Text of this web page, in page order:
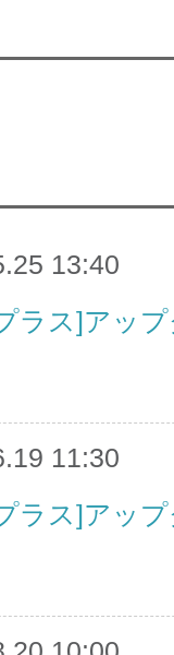
13:40
ラス]アッ
11:30
ラス]アッ